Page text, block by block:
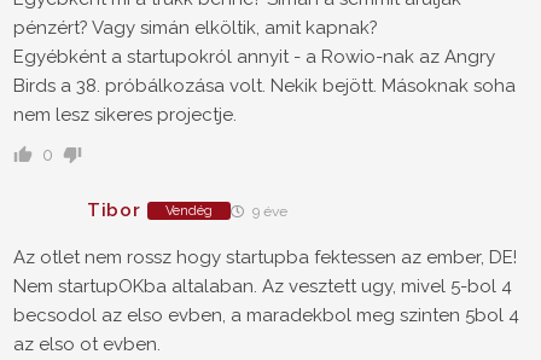
pénzért? Vagy simán elköltik, amit kapnak?
Egyébként a startupokról annyit - a Rowio-nak az Angry
Birds a 38. próbálkozása volt. Nekik bejött. Másoknak soha
nem lesz sikeres projectje.
0
Tibor Vendég 9 éve
Az otlet nem rossz hogy startupba fektessen az ember, DE!
Nem startupOKba altalaban. Az vesztett ugy, mivel 5-bol 4
becsodol az elso evben, a maradekbol meg szinten 5bol 4
az elso ot evben.